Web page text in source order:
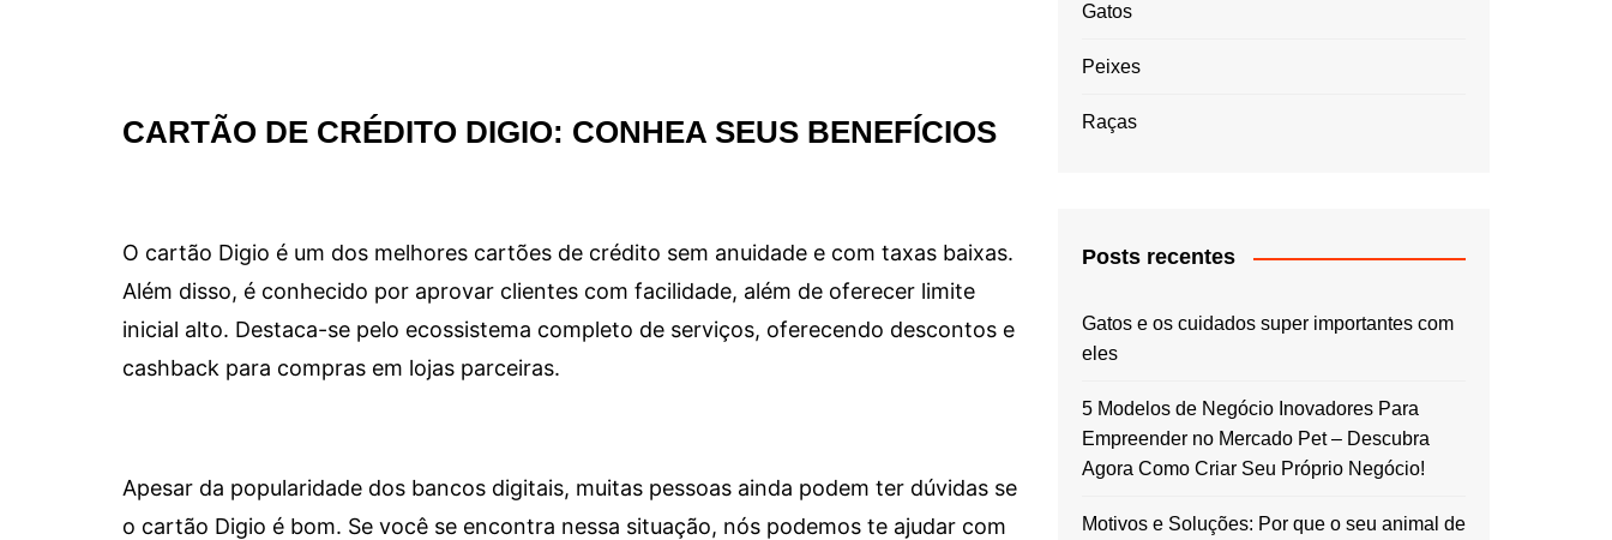
CARTÃO DE CRÉDITO DIGIO: CONHEA SEUS BENEFÍCIOS
O cartão Digio é um dos melhores cartões de crédito sem anuidade e com taxas baixas.
Além disso, é conhecido por aprovar clientes com facilidade, além de oferecer limite
inicial alto. Destaca-se pelo ecossistema completo de serviços, oferecendo descontos e
cashback para compras em lojas parceiras.
Apesar da popularidade dos bancos digitais, muitas pessoas ainda podem ter dúvidas se
o cartão Digio é bom. Se você se encontra nessa situação, nós podemos te ajudar com
Gatos
Peixes
Raças
Posts recentes
Gatos e os cuidados super importantes com
eles
5 Modelos de Negócio Inovadores Para
Empreender no Mercado Pet – Descubra
Agora Como Criar Seu Próprio Negócio!
Motivos e Soluções: Por que o seu animal de